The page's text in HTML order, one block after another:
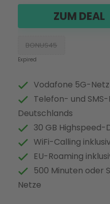
ZUM DEAL
BONUS45
Expired
Vodafone 5G-
Telefon- und
Deutschlands
30 GB
WiFi-Calling
EU-Roaming
500 Minuten oder
Netze